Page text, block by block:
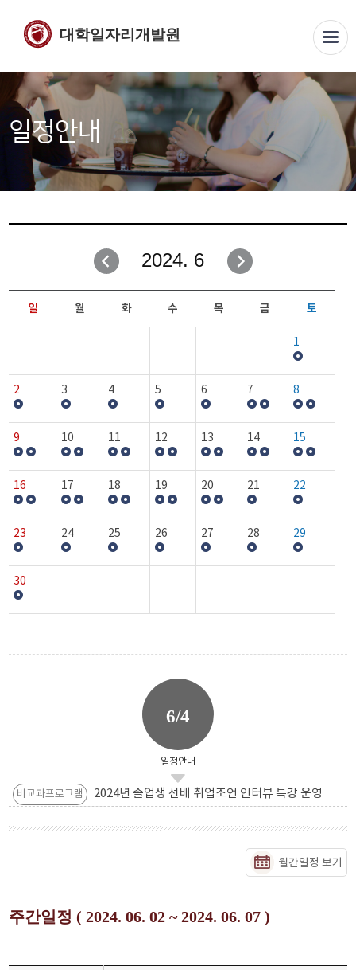
대학일자리개발원
일정안내
2024. 6
일 월 화 수 목 금 토
1
2 3 4 5 6 7 8
9 10 11 12 13 14 15
16 17 18 19 20 21 22
23 24 25 26 27 28 29
30
6/4
일정안내
비교과프로그램 2024년 졸업생 선배 취업조언 인터뷰 특강 운영
월간일정 보기
주간일정 ( 2024. 06. 02 ~ 2024. 06. 07 )